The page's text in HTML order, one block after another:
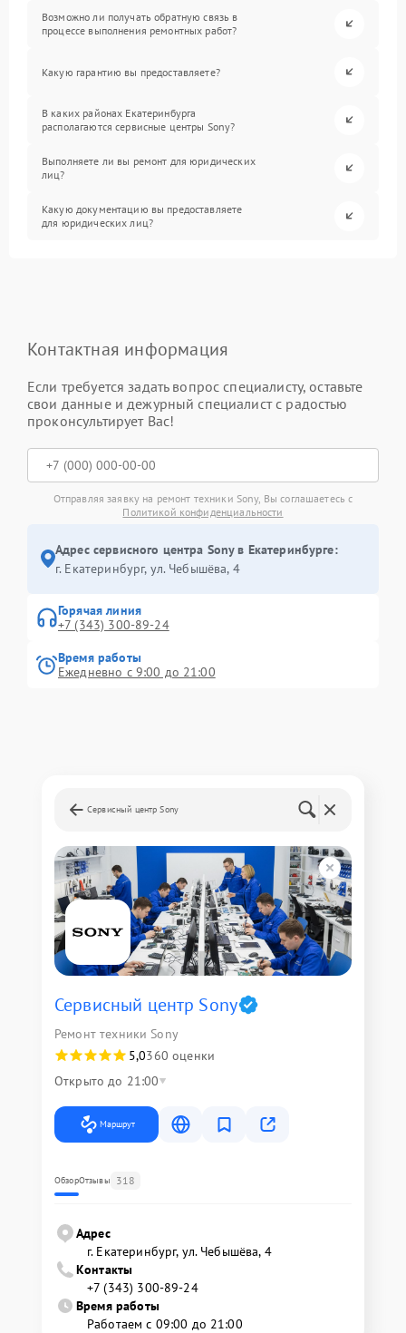
Возможно ли получать обратную связь в
процессе выполнения ремонтных работ?
Какую гарантию вы предоставляете?
В каких районах Екатеринбурга
располагаются сервисные центры Sony?
Выполняете ли вы ремонт для юридических
лиц?
Какую документацию вы предоставляете
для юридических лиц?
Контактная информация
Если требуется задать вопрос специалисту, оставьте
свои данные и дежурный специалист с радостью
проконсультирует Вас!
Отправляя заявку на ремонт техники Sony, Вы соглашаетесь с
Политикой конфиденциальности
Адрес сервисного центра Sony в Екатеринбурге:
г. Екатеринбург, ул. Чебышёва, 4
Горячая линия
+7 (343) 300-89-24
Время работы
Ежедневно с 9:00 до 21:00
Сервисный центр Sony
Сервисный центр Sony
Ремонт техники Sony
5,0360 оценки
Открыто до 21:00
Маршрут
ОбзорОтзывы 318
Адрес
г. Екатеринбург, ул. Чебышёва, 4
Контакты
+7 (343) 300-89-24
Время работы
Работаем с 09:00 до 21:00